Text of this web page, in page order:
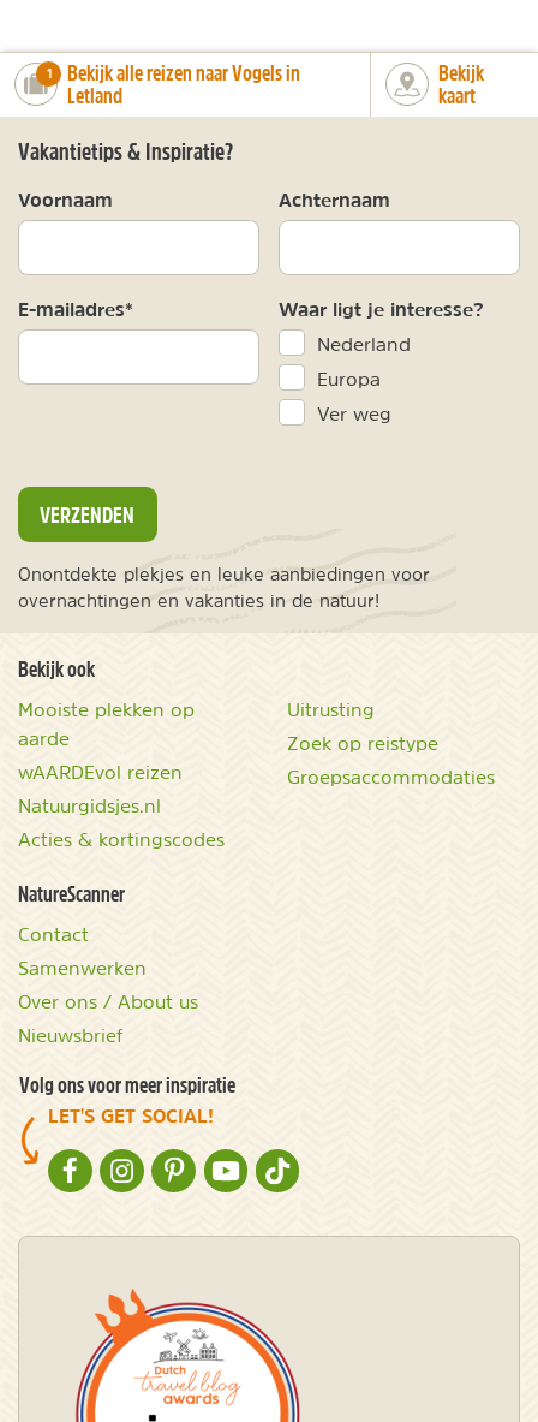
number_of_trips:
1
Bekijk alle reizen naar Vogels in
Letland
Bekijk
kaart
Vakantietips & Inspiratie?
Voornaam Achternaam
E-mailadres* Waar ligt je interesse?
Nederland
Europa
Ver weg
VERZENDEN
Onontdekte plekjes en leuke aanbiedingen voor
overnachtingen en vakanties in de natuur!
Bekijk ook
Mooiste plekken op
aarde
wAARDEvol reizen
Natuurgidsjes.nl
Acties & kortingscodes
Uitrusting
Zoek op reistype
Groepsaccommodaties
NatureScanner
Contact
Samenwerken
Over ons / About us
Nieuwsbrief
Volg ons voor meer inspiratie
LET'S GET SOCIAL!
NATURESCANNER OP FACEBOOK
NATURESCANNER OP INSTAGRAM
NATURESCANNER OP PINTEREST
NATURESCANNER OP YOUTUBE
NATURESCANNER OP TIKTOK